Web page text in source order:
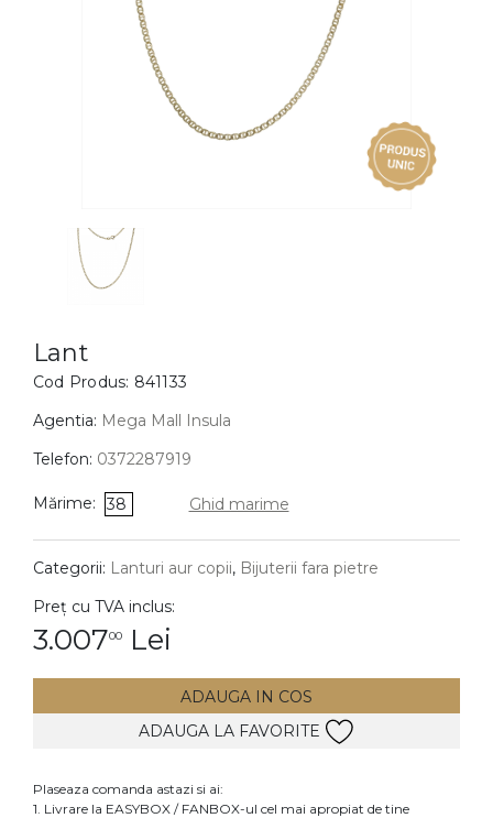
BIJUTERII COPII
Cercei
Bratari
Coliere
Lanturi
Pandantive
DIAMANTE Vezi toate
Cercei
Accesorii
Lant
Cod Produs: 841133
Agentia: Mega Mall Insula
Telefon: 0372287919
Mărime: 38 Ghid marime
Categorii: Lanturi aur copii, Bijuterii fara pietre
Preț cu TVA inclus:
3.00700 Lei
ADAUGA IN COS
ADAUGA LA FAVORITE
Plaseaza comanda astazi si ai:
1. Livrare la EASYBOX / FANBOX-ul cel mai apropiat de tine